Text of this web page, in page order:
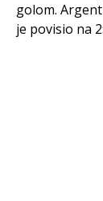
golom.
je povisio na